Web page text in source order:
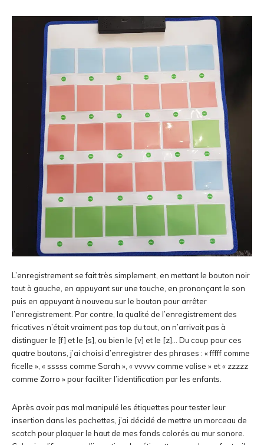
L’enregistrement se fait très simplement, en mettant le bouton noir
tout à gauche, en appuyant sur une touche, en prononçant le son
puis en appuyant à nouveau sur le bouton pour arrêter
l’enregistrement. Par contre, la qualité de l’enregistrement des
fricatives n’était vraiment pas top du tout, on n’arrivait pas à
distinguer le [f] et le [s], ou bien le [v] et le [z]… Du coup pour ces
quatre boutons, j’ai choisi d’enregistrer des phrases : « fffff comme
ficelle », « sssss comme Sarah », « vvvvv comme valise » et « zzzzz
comme Zorro » pour faciliter l’identification par les enfants.
Après avoir pas mal manipulé les étiquettes pour tester leur
insertion dans les pochettes, j’ai décidé de mettre un morceau de
scotch pour plaquer le haut de mes fonds colorés au mur sonore.